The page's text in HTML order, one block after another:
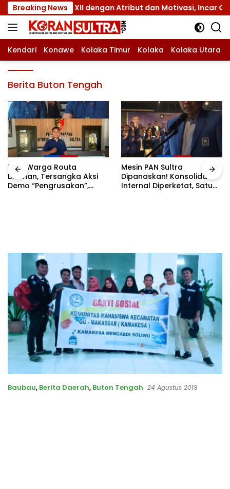
Langsung
ke
konten
Breaking News
Jamnas XII dengan Atribut dan Motivasi, Incar Gelar
Kendari Konawe Kolaka Timur Kolaka Kolaka Utara
Berita Buton Tengah
Tiga Warga Routa
Ditahan, Tersangka Aksi
Demo “Pengrusakan”,
Mesin PAN Sultra
Dipanaskan! Konsolidasi
Internal Diperketat, Satu
Baubau, Berita Daerah, Buton Tengah 24 Agustus 2019